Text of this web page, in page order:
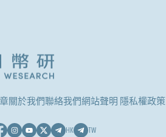
關於我們聯絡我們網站聲明 隱私權政策
HK TW